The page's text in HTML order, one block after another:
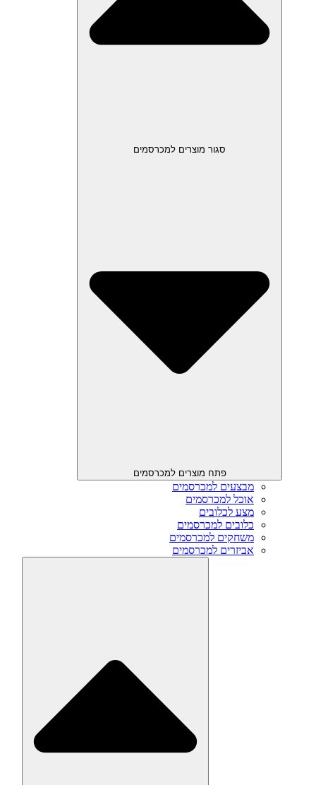
סגור מוצרים למכרסמים
פתח מוצרים למכרסמים
מבצעים למכרסמים
אוכל למכרסמים
מצע לכלובים
כלובים למכרסמים
משחקים למכרסמים
אביזרים למכרסמים